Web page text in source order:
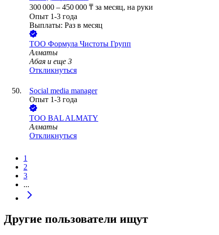
300 000 – 450 000 ₸ за месяц, на руки
Опыт 1-3 года
Выплаты: Раз в месяц
ТОО Формула Чистоты Групп
Алматы
Абая и еще 3
Откликнуться
Social media manager
Опыт 1-3 года
ТОО BAL ALMATY
Алматы
Откликнуться
1
2
3
...
Другие пользователи ищут